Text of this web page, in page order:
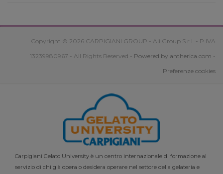
Copyright © 2026 CARPIGIANI GROUP - Ali Group S.r.l. - P.IVA
13239980967 - All Rights Reserved - Powered by antherica.com -
Preferenze cookies
Carpigiani Gelato University è un centro internazionale di formazione al
servizio di chi già opera o desidera operare nel settore della gelateria e